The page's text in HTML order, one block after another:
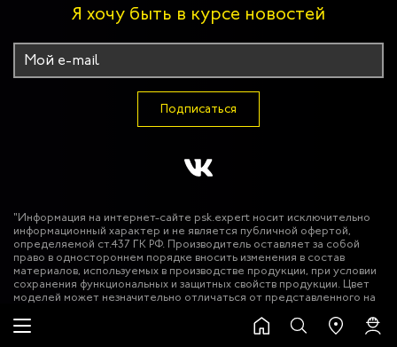
Я хочу быть в курсе новостей
Подписаться
"Информация на интернет-сайте psk.expert носит исключительно
информационный характер и не является публичной офертой,
определяемой ст.437 ГК РФ. Производитель оставляет за собой
право в одностороннем порядке вносить изменения в состав
материалов, используемых в производстве продукции, при условии
сохранения функциональных и защитных свойств продукции. Цвет
моделей может незначительно отличаться от представленного на
разрешения запрещено. © 2026 ООО "Эксперт Спецодежда""